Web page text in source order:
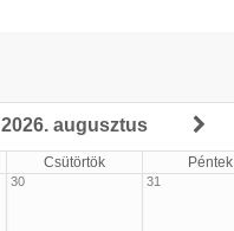
2026. augusztus
Csütörtök Péntek
30 31